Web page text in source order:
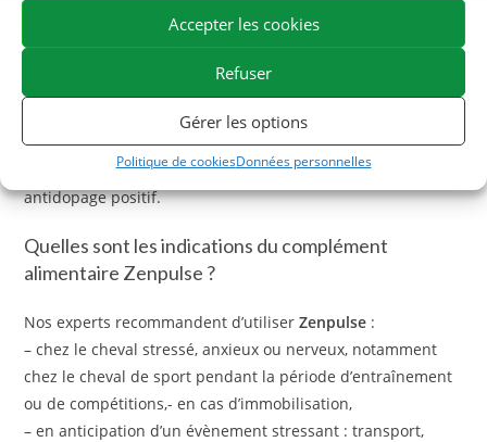
Accepter les cookies
Refuser
Gérer les options
Politique de cookiesDonnées personnelles
Sous forme liquide, ce complément alimentaire pour
chevaux se distribue mélangé à la ration ou avec une
seringue buccale directement dans la bouche du cheval.
est intégré auPlan Antidopage ESC Laboratoire
chaque lot est analysé afin de garantir l’absence de
contaminants naturels susceptibles de rendre un test
antidopage positif.
Quelles sont les indications du complément
alimentaire Zenpulse ?
Nos experts recommandent d’utiliserZenpulse :
– chez le cheval stressé, anxieux ou nerveux, notamment
chez le cheval de sport pendant la période d’entraînement
ou de compétitions,- en cas d’immobilisation,
– en anticipation d’un évènement stressant : transport,